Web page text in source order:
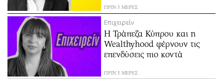
Πολιτική
Βουλευτικές 2026
Εκλογές 2024
Προεδρικές 2023
Δημοσκοπήσεις
Διπλωματία
Αγγελίες
Ενοικιάζονται
Πωλούνται
Ζητούν εργασία
Θέσεις εργασίας
ΠΡΙΝ 3 ΜΕΡΕΣ
Επιχειρείν
Η Τράπεζα Κύπρου και η
Wealthyhood φέρνουν τις
επενδύσεις πιο κοντά
ΠΡΙΝ 5 ΜΕΡΕΣ